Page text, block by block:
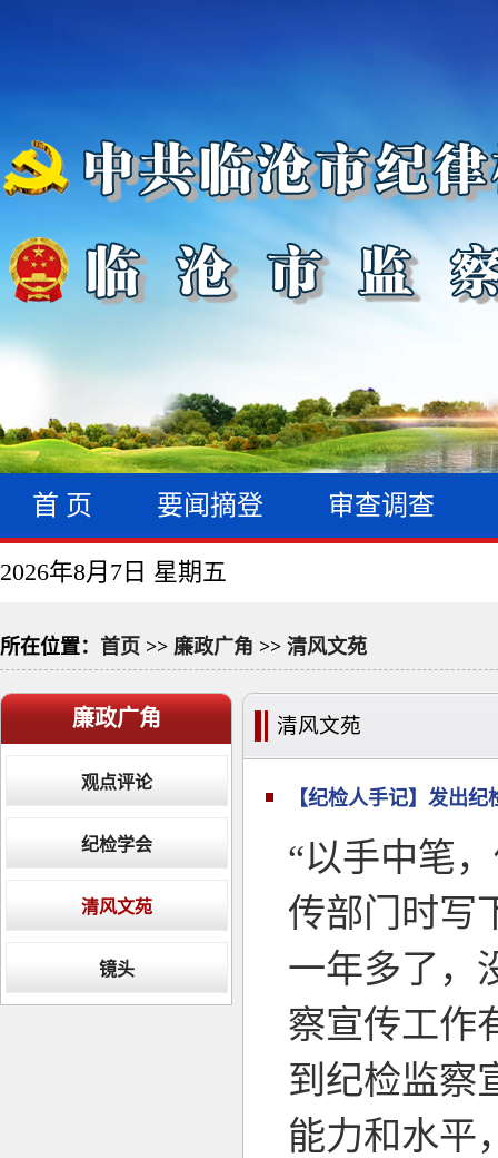
首 页 要闻摘登 审查调查
2026年8月7日 星期五
所在位置： 首页 >> 廉政广角 >> 清风文苑
廉政广角
观点评论
纪检学会
清风文苑
镜头
清风文苑
【纪检人手记】发出
“以手中笔
传部门时写
一年多了，
察宣传工作
到纪检监察
能力和水平